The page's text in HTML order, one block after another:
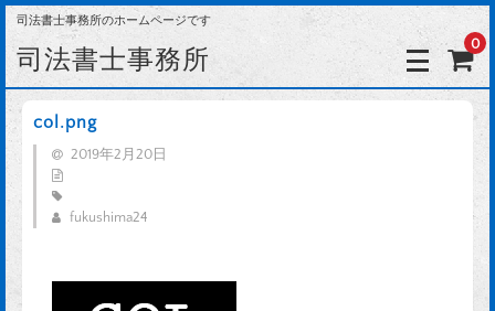
司法書士事務所のホームページです
司法書士事務所 0
col.png
2019年2月20日
fukushima24